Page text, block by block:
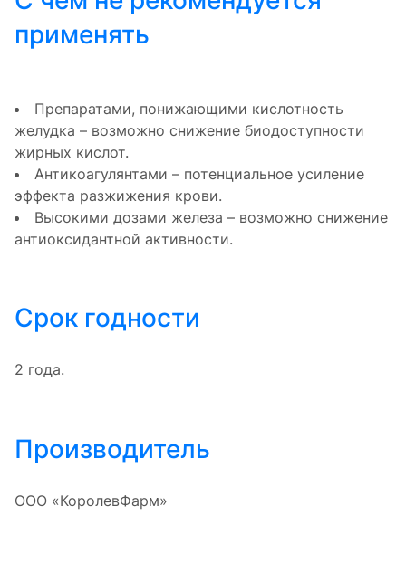
применять
Препаратами, понижающими кислотность
желудка – возможно снижение биодоступности
жирных кислот.
Антикоагулянтами – потенциальное усиление
эффекта разжижения крови.
Высокими дозами железа – возможно снижение
антиоксидантной активности.
Срок годности
2 года.
Производитель
ООО «КоролевФарм»